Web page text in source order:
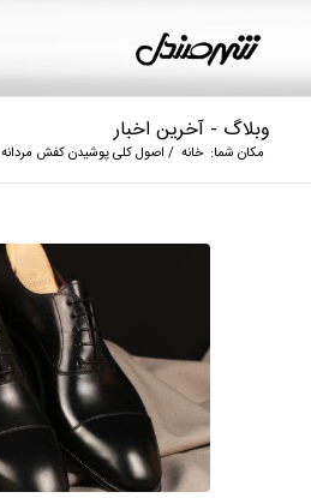
وبلاگ - آخرین اخبار
مکان شما: خانه / اصول کلی پوشیدن کفش مردانه